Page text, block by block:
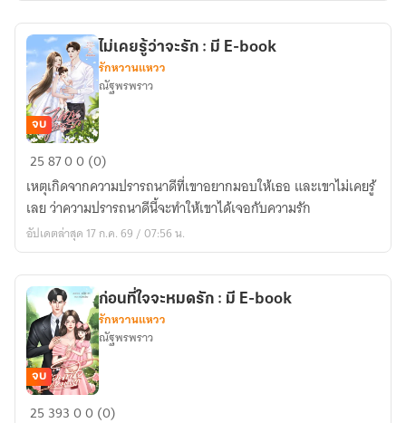
:
มี
book
ไม่
รู้
ว่า
จะ
:
มี
E-
book
จบ
ไม่เคยรู้ว่าจะรัก : มี E-book
รักหวานแหวว
ณัฐพรพราว
258700 (0)
เหตุเกิดจากความปรารถนาดีที่เขาอยากมอบให้เธอ และเขาไม่เคยรู้
เลย ว่าความปรารถนาดีนี้จะทำให้เขาได้เจอกับความรัก
อัปเดตล่าสุด 17 ก.ค. 69 / 07:56 น.
ก่อน
จบ
ก่อนที่ใจจะหมดรัก : มี E-book
รักหวานแหวว
ณัฐพรพราว
25 39300 (0)